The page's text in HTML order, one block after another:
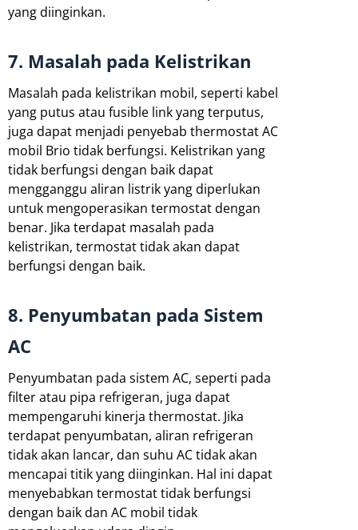
yang diinginkan.
7. Masalah pada Kelistrikan
Masalah pada kelistrikan mobil, seperti kabel
yang putus atau fusible link yang terputus,
juga dapat menjadi penyebab thermostat AC
mobil Brio tidak berfungsi. Kelistrikan yang
tidak berfungsi dengan baik dapat
mengganggu aliran listrik yang diperlukan
untuk mengoperasikan termostat dengan
benar. Jika terdapat masalah pada
kelistrikan, termostat tidak akan dapat
berfungsi dengan baik.
8. Penyumbatan pada Sistem
AC
Penyumbatan pada sistem AC, seperti pada
filter atau pipa refrigeran, juga dapat
mempengaruhi kinerja thermostat. Jika
terdapat penyumbatan, aliran refrigeran
tidak akan lancar, dan suhu AC tidak akan
mencapai titik yang diinginkan. Hal ini dapat
menyebabkan termostat tidak berfungsi
dengan baik dan AC mobil tidak